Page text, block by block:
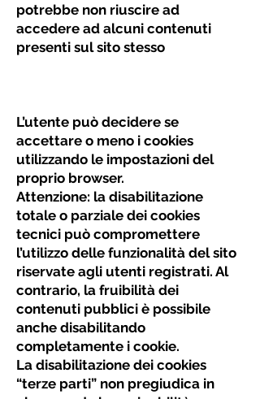
potrebbe non riuscire ad
accedere ad alcuni contenuti
presenti sul sito stesso
L’utente può decidere se
accettare o meno i cookies
utilizzando le impostazioni del
proprio browser.
Attenzione: la disabilitazione
totale o parziale dei cookies
tecnici può compromettere
l’utilizzo delle funzionalità del sito
riservate agli utenti registrati. Al
contrario, la fruibilità dei
contenuti pubblici è possibile
anche disabilitando
completamente i cookie.
La disabilitazione dei cookies
“terze parti” non pregiudica in